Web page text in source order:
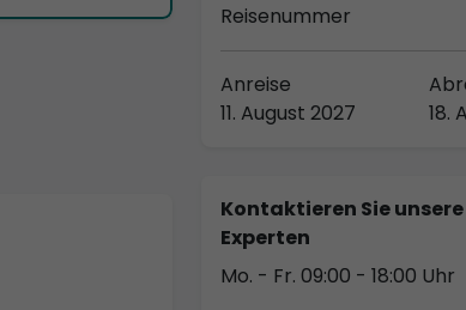
Reisenummer
Anreise
11. August 2027
18.
Kontaktieren Sie
Experten
Mo. - Fr. 09:00 - 18:00 Uhr